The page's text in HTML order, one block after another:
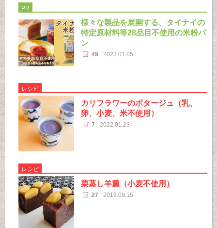
PR
様々な製品を展開する、タイナイの
特定原材料等28品目不使用の米粉パ
ン
49 2023.01.05
レシピ
カリフラワーのポタージュ（乳、
卵、小麦、米不使用）
7 2022.01.23
レシピ
栗蒸し羊羹（小麦不使用）
27 2019.09.15